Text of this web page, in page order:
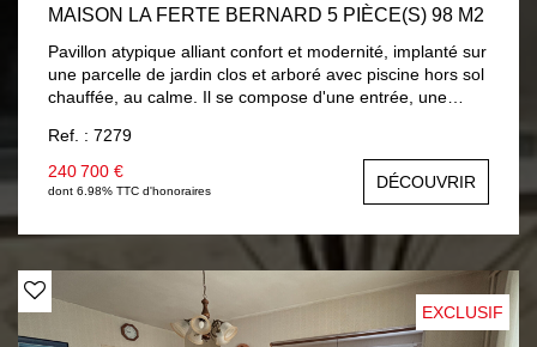
MAISON LA FERTE BERNARD 5 PIÈCE(S) 98 M2
Pavillon atypique alliant confort et modernité, implanté sur
une parcelle de jardin clos et arboré avec piscine hors sol
chauffée, au calme. Il se compose d'une entrée, une
vous accédez sur une terrasse surplombant le jardin avec
vue sur campagne, dégagement distribuant : chambre ,
salle d'eau, wc avec lave-mains. Une mezzanine accueille
un salon cosy, chambre mansardée , salle de bains et wc.
En rez-de-jardin : pièce à usage de chambre ou salon
d'été avec placards, un bureau et lingerie. En côté :
garage . Chauffage par plancher chauffant électrique et
climatisation réversible. Volets roulants solaires. A
découvrir...
Ref. : 7279
240 700 €
dont 6.98% TTC d'honoraires DÉCOUVRIR
EXCLUSIF